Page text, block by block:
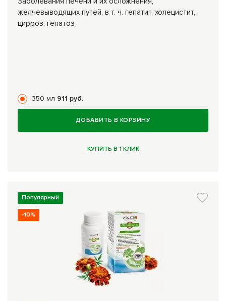
желчевыводящих путей, в т. ч. гепатит, холецистит,
цирроз, гепатоз
350 мл 911 руб.
ДОБАВИТЬ В КОРЗИНУ
КУПИТЬ В 1 КЛИК
Популярный
-10%